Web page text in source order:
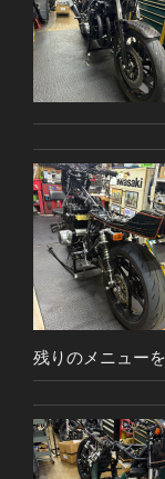
残りのメニュ